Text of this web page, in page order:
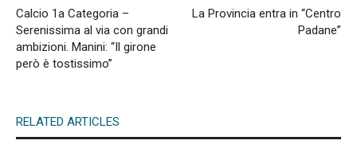
Calcio 1a Categoria –
Serenissima al via con grandi
ambizioni. Manini: “Il girone
però è tostissimo”
La Provincia entra in “Centro
Padane”
RELATED ARTICLES